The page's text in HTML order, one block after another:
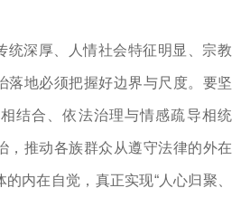
统深厚、人情社会特征明显、宗教
落地必须把握好边界与尺度。要坚
结合、依法治理与情感疏导相统
，推动各族群众从遵守法律的外在
内在自觉，真正实现“人心归聚、